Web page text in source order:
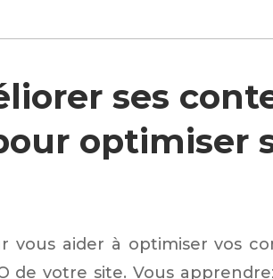
ses
optimiser
vous aider à optimiser vos
de votre site. Vous